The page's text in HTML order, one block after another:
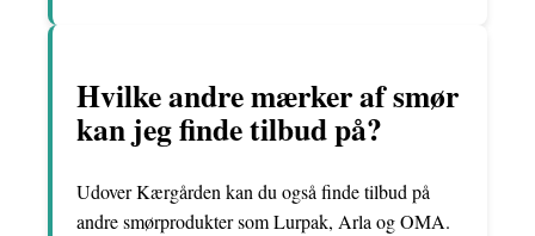
Hvilke andre mærker af smør
kan jeg finde tilbud på?
Udover Kærgården kan du også finde tilbud på
andre smørprodukter som Lurpak, Arla og OMA.